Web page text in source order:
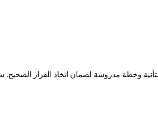
وخطة مدروسة لضمان اتخاذ القرار